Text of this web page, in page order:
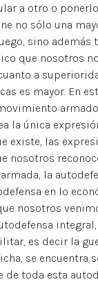
a otro o
no sólo una
sino además
que nosotros
a
es mayor. En
la única
existe, las
nosotros
la
en lo
nosotros
es decir la
se encuentra
de toda esta